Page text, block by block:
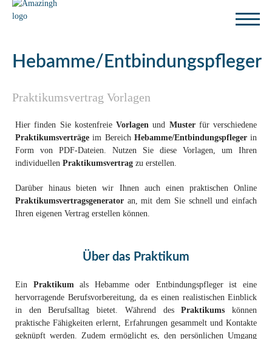
Hebamme/Entbindungspfleger
Praktikumsvertrag Vorlagen
Hier finden Sie kostenfreie Vorlagen und Musterfür verschiedene
Praktikumsverträge im Bereich Hebamme/Entbindungspflegerin
Form von PDF-Dateien. Nutzen Sie diese Vorlagen, um Ihren
individuellen Praktikumsvertrag zu erstellen.
Darüber hinaus bieten wir Ihnen auch einen praktischen Online
Praktikumsvertragsgenerator an, mit dem Sie schnell und einfach
Ihren eigenen Vertrag erstellen können.
Über das Praktikum
Ein Praktikumals Hebamme oder Entbindungspfleger ist eine
hervorragende Berufsvorbereitung, da es einen realistischen Einblick
in den Berufsalltag bietet. Während desPraktikums können
praktische Fähigkeiten erlernt, Erfahrungen gesammelt und Kontakte
geknüpft werden. Zudem ermöglicht es, den persönlichen Umgang